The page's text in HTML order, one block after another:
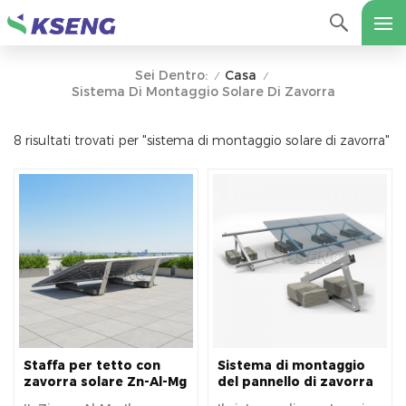
Sei Dentro: / Casa /
Sistema Di Montaggio Solare Di Zavorra
8 risultati trovati per "sistema di montaggio solare di zavorra"
Staffa per tetto con
zavorra solare Zn-Al-Mg
Sistema di montaggio
del pannello di zavorra